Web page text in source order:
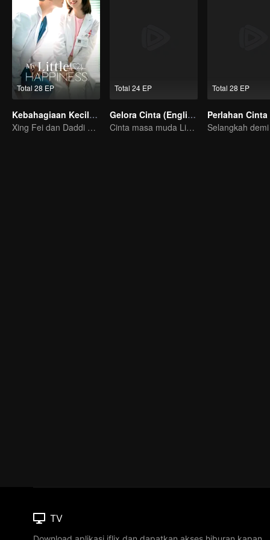
Total 28 EP
Kebahagiaan Kecilku (Eng Ver.）
Xing Fei dan Daddi Tang: Kisah Cinta Manis
Total 24 EP
Gelora Cinta (English Ver.)
Cinta masa muda Liu Hao Cun & Wang An Yu
Total 28 EP
Perlahan Cinta
TV